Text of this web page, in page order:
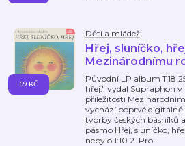
Děti a mládež
Hřej, sluníčko,
Mezinárodnímu
Původní LP album 1118
hřej." vydal Supraphon v
příležitosti
vychází poprvé
tvorby českých básníků
pásmo Hřej, sluníčko,
nebylo 1:10 2. Pro…
69 KČ